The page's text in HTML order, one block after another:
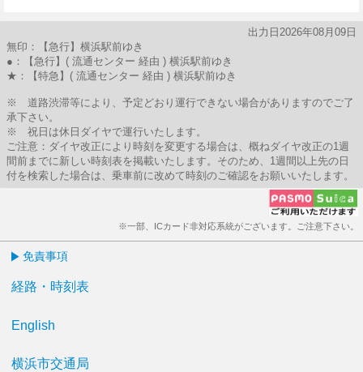
出力日2026年08月09日
無印：【急行】横浜駅前ゆき
●：【急行】( 流通センター 経由 ) 横浜駅前ゆき
★：【特急】( 流通センター 経由 ) 横浜駅前ゆき
※ 道路渋滞等により、予定どおり運行できない場合がありますのでご了
承下さい。
※ 祝日は休日ダイヤで運行いたします。
ご注意：ダイヤ改正により時刻を変更する場合は、概ねダイヤ改正の1週
間前までに新しい時刻表を掲載いたします。そのため、1週間以上先の日
付を検索した場合は、乗車前に改めて時刻のご確認をお願いいたします。
※一部、ICカード非対応系統がございます。ご注意下さい。
免責事項
経路・時刻表
English
横浜市交通局